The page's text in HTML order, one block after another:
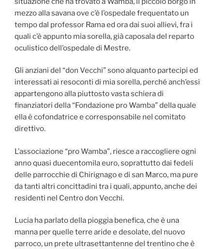
mezzo alla savana ove c’è l’ospedale frequentato un
tempo dal professor Rama ed ora dai suoi allievi, fra i
quali c’è appunto mia sorella, già caposala del reparto
oculistico dell’ospedale di Mestre.
Gli anziani del “don Vecchi” sono alquanto partecipi ed
interessati ai resoconti di mia sorella, perché anch’essi
appartengono alla piuttosto vasta schiera di
finanziatori della “Fondazione pro Wamba” della quale
ella è cofondatrice e corresponsabile nel comitato
direttivo.
L’associazione “pro Wamba”, riesce a raccogliere ogni
anno quasi duecentomila euro, soprattutto dai fedeli
delle parrocchie di Chirignago e di san Marco, ma pure
da tanti altri concittadini tra i quali, appunto, anche dei
residenti nel Centro don Vecchi.
Lucia ha parlato della pioggia benefica, che è una
manna per quelle terre aride e desolate, del nuovo
parroco, un prete ultrasettantenne del trentino che è